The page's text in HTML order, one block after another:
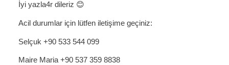
İyi yazla4r dileriz 😊
Acil durumlar için lütfen iletişime geçiniz:
Selçuk +90 533 544 099
Maire Maria +90 537 359 8838